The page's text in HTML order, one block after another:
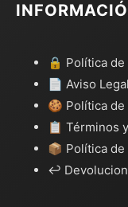
🔒 Política
📄 Aviso Legal
🍪 Política de
📋 Términos
📦 Política de
↩️